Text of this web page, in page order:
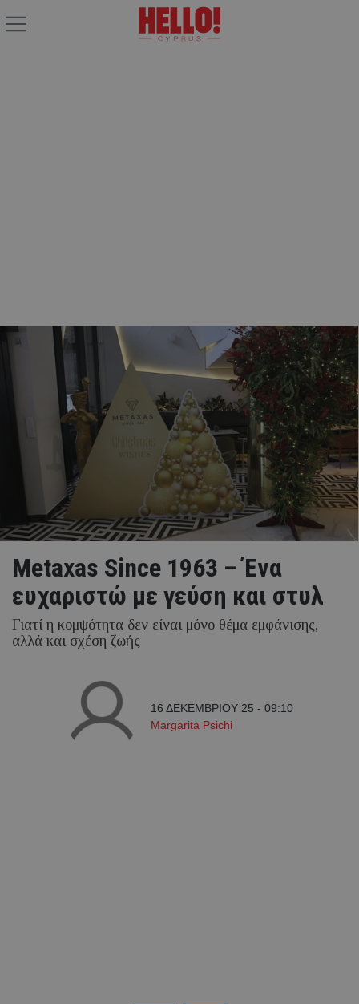
Metaxas Since 1963 – Ένα
ευχαριστώ με γεύση και στυλ
Γιατί η κομψότητα δεν είναι μόνο θέμα εμφάνισης,
αλλά και σχέση ζωής
16 ΔΕΚΕΜΒΡΙΟΥ 25 - 09:10
Margarita Psichi